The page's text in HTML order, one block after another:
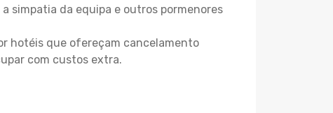
simpatia da equipa e outros pormenores
hotéis que ofereçam cancelamento
com custos extra.